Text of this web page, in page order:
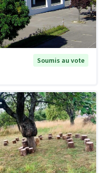
Soumis au vote